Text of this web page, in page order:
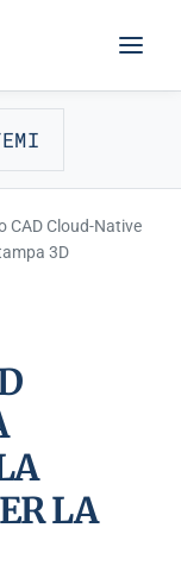
CAD Cloud-Native
3D
LA